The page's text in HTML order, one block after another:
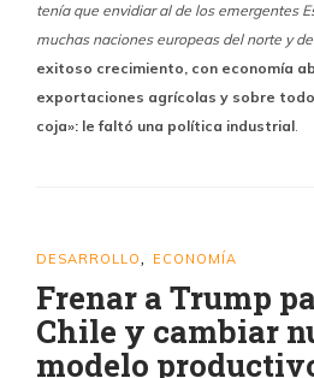
tenía que envidiar al de los emergentes
muchas naciones europeas del norte y
exitoso crecimiento, con economía
exportaciones agrícolas y sobre
coja»: le faltó una política industrial.
DESARROLLO ECONOMÍA
Frenar a Trump
Chile y cambiar
modelo